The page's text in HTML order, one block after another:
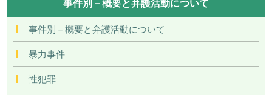
事件別－概要と弁護活動について
暴力事件
性犯罪